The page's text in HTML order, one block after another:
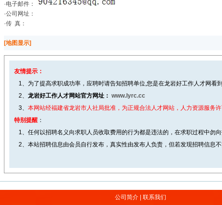
·电子邮件：
·公司网址：
·传 真：
[地图显示]
友情提示：
1、为了提高求职成功率，应聘时请告知招聘单位,您是在龙岩好工作人才网看
2、 龙岩好工作人才网站官方网址： www.lyrc.cc
3、 本网站经福建省龙岩市人社局批准，为正规合法人才网站，人力资源服务
特别提醒 ：
1、任何以招聘名义向求职人员收取费用的行为都是违法的，在求职过程中勿
2、本站招聘信息由会员自行发布，真实性由发布人负责，但若发现招聘信息
公司简介| 联系我们